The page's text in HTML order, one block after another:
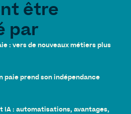
être
par
: vers de nouveaux métiers plus
paie prend son indépendance
IA : automatisations, avantages,